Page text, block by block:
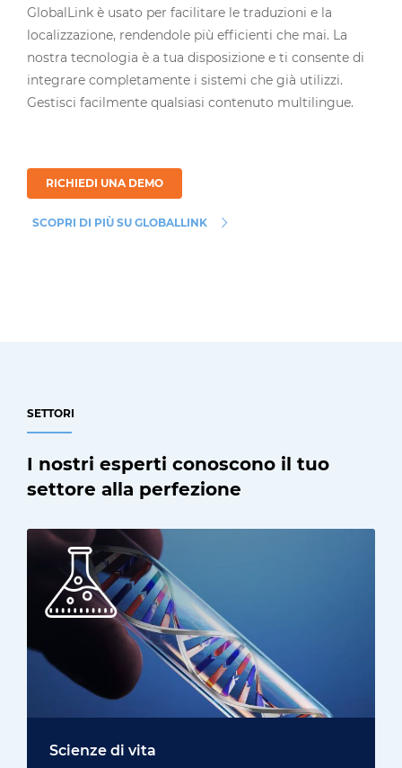
GlobalLink è usato per facilitare le traduzioni e la
localizzazione, rendendole più efficienti che mai. La
nostra tecnologia è a tua disposizione e ti consente di
integrare completamente i sistemi che già utilizzi.
Gestisci facilmente qualsiasi contenuto multilingue.
RICHIEDI UNA DEMO
SCOPRI DI PIÙ SU GLOBALLINK
SETTORI
I nostri esperti conoscono il tuo
settore alla perfezione
Scienze di vita